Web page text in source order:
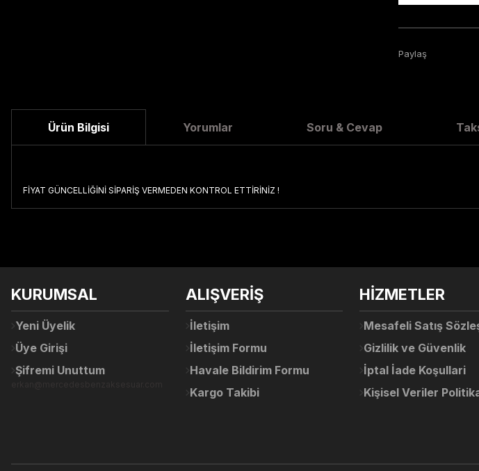
Paylaş
Ürün Bilgisi Yorumlar Soru & Cevap
FİYAT GÜNCELLİĞİNİ SİPARİŞ VERMEDEN KONTROL ETTİRİNİZ !
Yorum
Ürün açıklamasında eksik bilgiler bulunuyor.
Bu ürüne benzer farklı alternatifler olmalı.
Deneyimini
KURUMSAL
Yeni Üyelik
Üye Girişi
Şifremi Unuttum
ALIŞVERİŞ
İletişim
İletişim Formu
Havale Bildirim Formu
Kargo Takibi
HİZMETLER
Mesafeli Satış
Gizlilik ve Güvenlik
İptal İade Koşullari
Kişisel Veriler